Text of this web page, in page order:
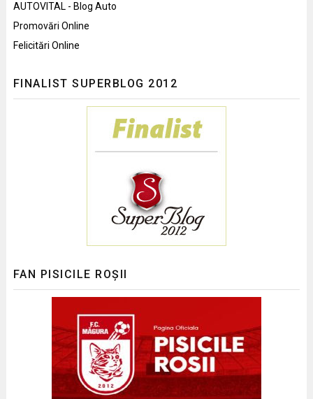
AUTOVITAL - Blog Auto
Promovări Online
Felicitări Online
FINALIST SUPERBLOG 2012
FAN PISICILE ROȘII